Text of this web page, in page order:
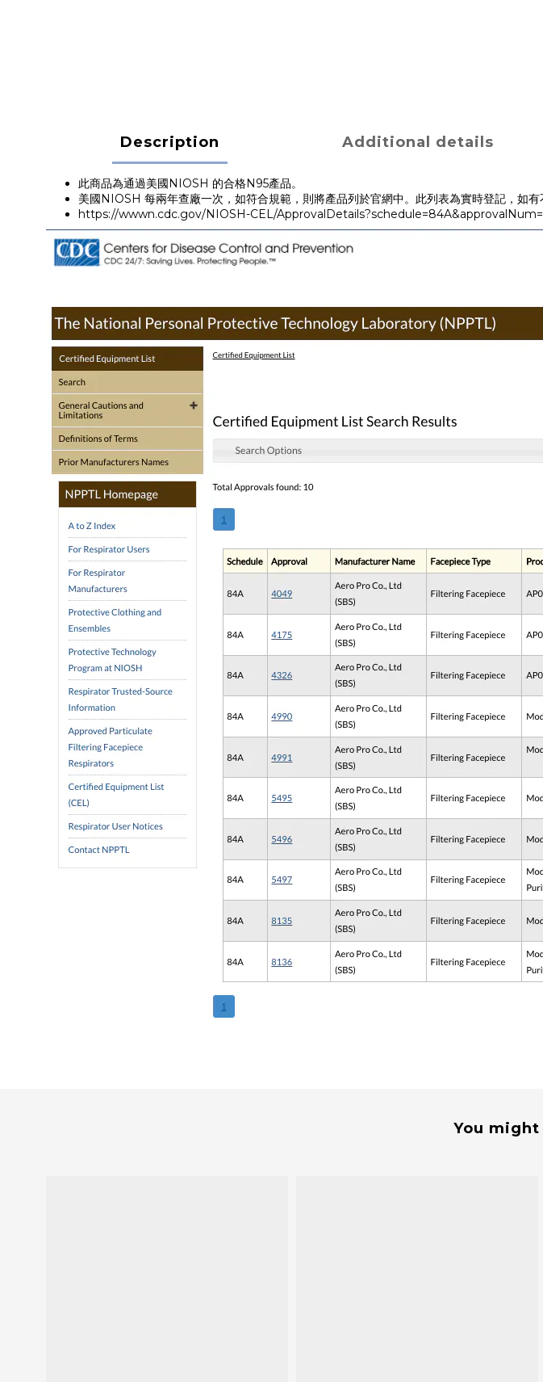
Description Additional details
此商品為通過美國NIOSH 的合格N95產品。
美國NIOSH 每兩年查廠一次，如符合規範，則將產品列於官網中。此列表為實時登記，如有
https://wwwn.cdc.gov/NIOSH-CEL/
You